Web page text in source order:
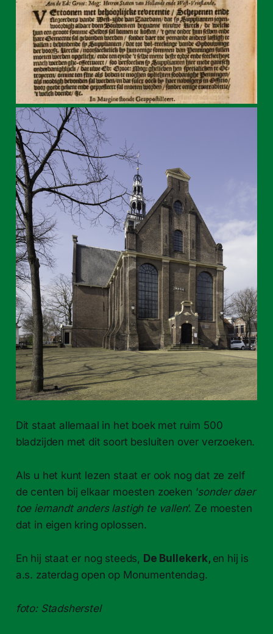
Dit staat allemaal in het boek met ruim 500
bladzijden met dit soort besluiten over verzoeken.
Als u het kunt lezen staat er ook nog dat ze zelf
de centen bij elkaar moesten zoeken ‘sonder daer
toe iemandt anders lastigh te vallen’. Ze moesten
dat in eigen kring oplossen.
En hij staat er nog steeds, De Bullekerk, en hij is
a.s. zaterdag open op Monumentendag.
foto: Stadsherstel